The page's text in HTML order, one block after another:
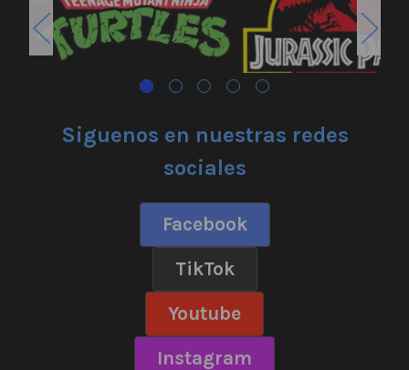
Siguenos en nuestras redes
sociales
Facebook
TikTok
Youtube
Instagram